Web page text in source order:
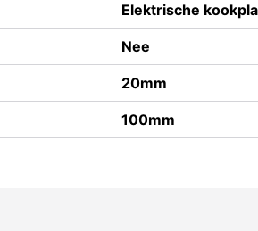
Elektrische
Nee
20mm
100mm